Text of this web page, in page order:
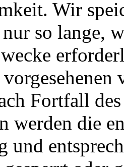
Wir
so lange,
Fortfall
werden die
und